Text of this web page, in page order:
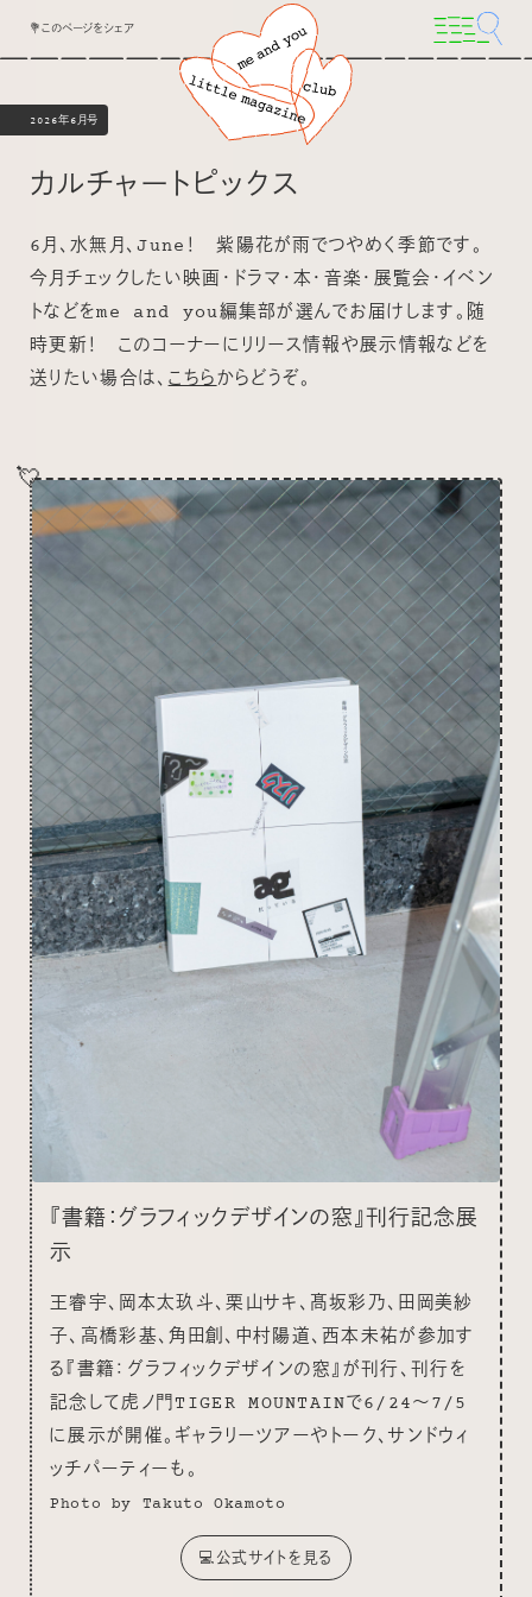
💐このページをシェア
2026年6月号
カルチャートピックス
6月、水無月、June！ 紫陽花が雨でつやめく季節です。
今月チェックしたい映画・ドラマ・本・音楽・展覧会・イベン
トなどをme and you編集部が選んでお届けします。随
時更新！ このコーナーにリリース情報や展示情報などを
送りたい場合は、こちらからどうぞ。
💘
『書籍：グラフィックデザインの窓』刊行記念展
示
王睿宇、岡本太玖斗、栗山サキ、髙坂彩乃、田岡美紗
子、高橋彩基、角田創、中村陽道、西本未祐が参加す
る『書籍：グラフィックデザインの窓』が刊行、刊行を
記念して虎ノ門TIGER MOUNTAINで6/24〜7/5
に展示が開催。ギャラリーツアーやトーク、サンドウィ
ッチパーティーも。
Photo by Takuto Okamoto
💻公式サイトを見る